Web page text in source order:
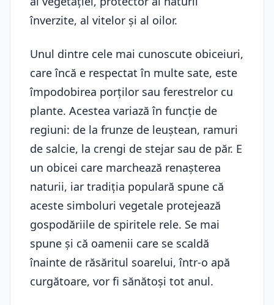
înverzite, al vitelor și al oilor.
Unul dintre cele mai cunoscute obiceiuri,
care încă e respectat în multe sate, este
împodobirea porților sau ferestrelor cu
plante. Acestea variază în funcție de
regiuni: de la frunze de leuștean, ramuri
de salcie, la crengi de stejar sau de păr. E
un obicei care marchează renașterea
naturii, iar tradiția populară spune că
aceste simboluri vegetale protejează
gospodăriile de spiritele rele. Se mai
spune și că oamenii care se scaldă
înainte de răsăritul soarelui, într-o apă
curgătoare, vor fi sănătoși tot anul.